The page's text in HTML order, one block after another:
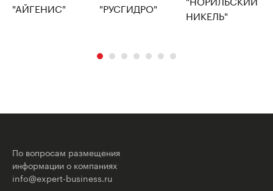
По вопросам размещения
информации о компаниях
info@expert-business.ru